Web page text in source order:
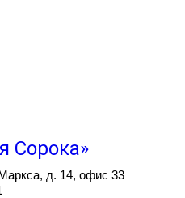
Сорока»
д. 14, офис 33